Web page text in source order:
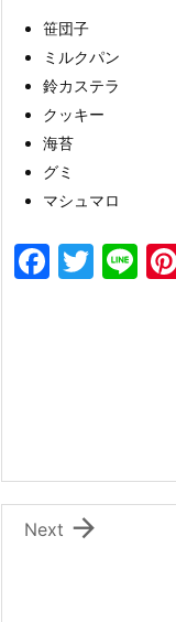
笹団子
ミルクパン
鈴カステラ
クッキー
海苔
グミ
マシュマロ
F
o
k
T
Li

Next